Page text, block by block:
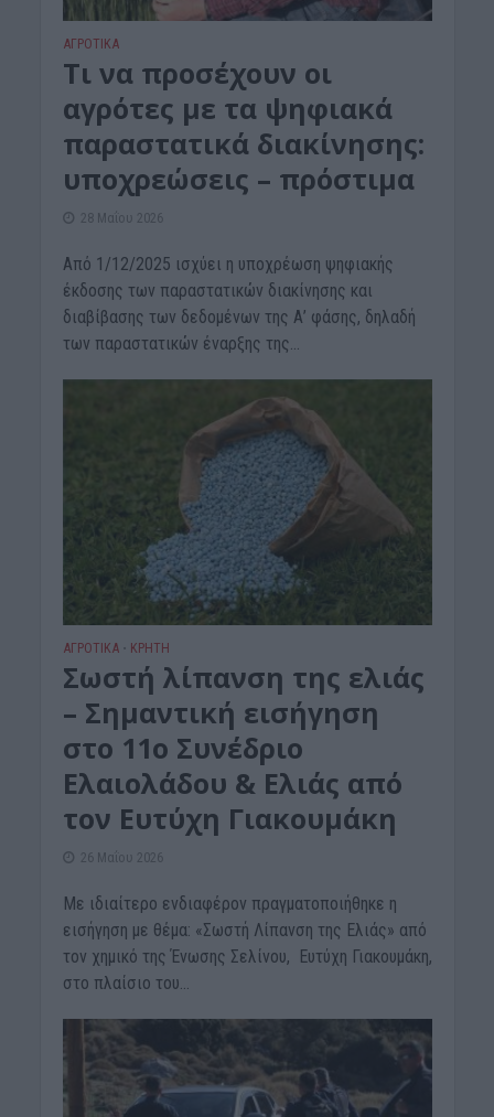
ΑΓΡΟΤΙΚΑ
Tι να προσέχουν οι
αγρότες με τα ψηφιακά
παραστατικά διακίνησης:
υπoχρεώσεις – πρόστιμα
28 Μαΐου 2026
Από 1/12/2025 ισχύει η υποχρέωση ψηφιακής
έκδοσης των παραστατικών διακίνησης και
διαβίβασης των δεδοµένων της Α’ φάσης, δηλαδή
των παραστατικών έναρξης της...
ΑΓΡΟΤΙΚΑ • ΚΡΗΤΗ
Σωστή λίπανση της ελιάς
– Σημαντική εισήγηση
στο 11ο Συνέδριο
Ελαιολάδου & Ελιάς από
τον Ευτύχη Γιακουμάκη
26 Μαΐου 2026
Με ιδιαίτερο ενδιαφέρον πραγματοποιήθηκε η
εισήγηση με θέμα: «Σωστή Λίπανση της Ελιάς» από
τον χημικό της Ένωσης Σελίνου, Ευτύχη Γιακουμάκη,
στο πλαίσιο του...